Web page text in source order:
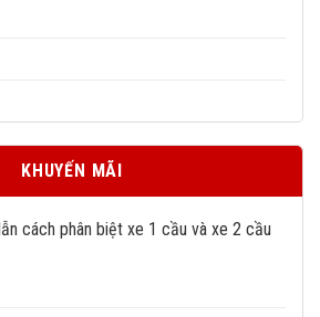
KHUYẾN MÃI
cách phân biệt xe 1 cầu và xe 2 cầu